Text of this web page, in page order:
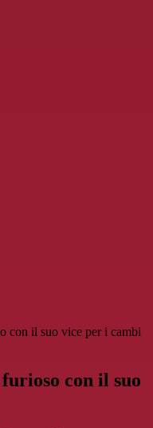
con il suo vice per i cambi
con il suo